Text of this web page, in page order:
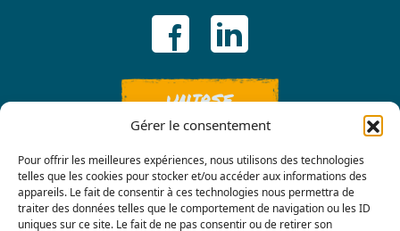
Gérer le consentement
Pour offrir les meilleures expériences, nous utilisons des technologies
telles que les cookies pour stocker et/ou accéder aux informations des
appareils. Le fait de consentir à ces technologies nous permettra de
traiter des données telles que le comportement de navigation ou les ID
uniques sur ce site. Le fait de ne pas consentir ou de retirer son
UNIRSE